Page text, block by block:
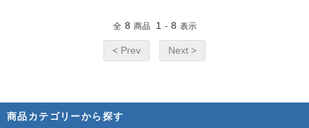
全 8 商品 1 - 8 表示
< Prev Next >
商品カテゴリーから探す